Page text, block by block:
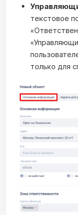
текстовое
только для